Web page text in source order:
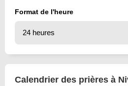
Format de l'heure
Calendrier des prières à